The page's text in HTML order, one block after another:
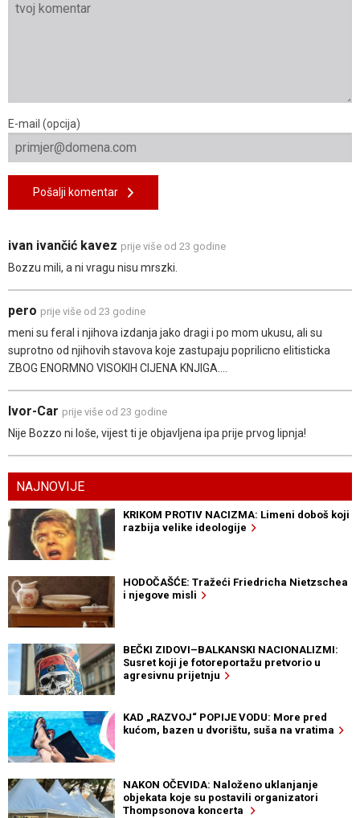
E-mail (opcija)
Pošalji komentar
ivan ivančić kavez prije više od 23 godine
Bozzu mili, a ni vragu nisu mrszki.
pero prije više od 23 godine
meni su feral i njihova izdanja jako dragi i po mom ukusu, ali su
suprotno od njihovih stavova koje zastupaju poprilicno elitisticka
ZBOG ENORMNO VISOKIH CIJENA KNJIGA....
Ivor-Car prije više od 23 godine
Nije Bozzo ni loše, vijest ti je objavljena ipa prije prvog lipnja!
NAJNOVIJE
KRIKOM PROTIV NACIZMA: Limeni doboš koji
razbija velike ideologije
HODOČAŠĆE: Tražeći Friedricha Nietzschea
i njegove misli
BEČKI ZIDOVI–BALKANSKI NACIONALIZMI:
Susret koji je fotoreportažu pretvorio u
agresivnu prijetnju
KAD „RAZVOJ“ POPIJE VODU: More pred
kućom, bazen u dvorištu, suša na vratima
NAKON OČEVIDA: Naloženo uklanjanje
objekata koje su postavili organizatori
Thompsonova koncerta